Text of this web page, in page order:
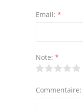
Email: *
Note: *
Commentaire: